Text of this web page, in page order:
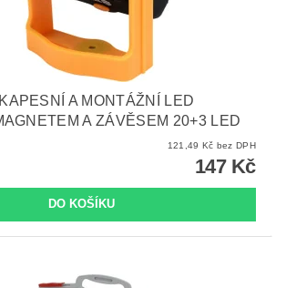
A MONTÁŽNÍ LED
A ZÁVĚSEM 20+3 LED
121,49 Kč bez DPH
147 Kč